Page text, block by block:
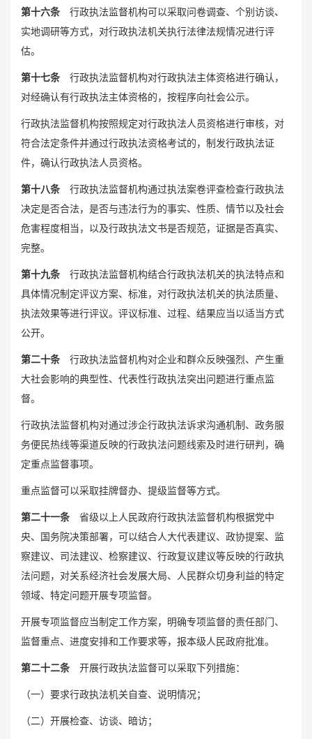
第十六条 行政执法监督机构可以采取问卷调查、个别访谈、
实地调研等方式，对行政执法机关执行法律法规情况进行评
估。
第十七条 行政执法监督机构对行政执法主体资格进行确认，
对经确认有行政执法主体资格的，按程序向社会公示。
行政执法监督机构按照规定对行政执法人员资格进行审核，对
符合法定条件并通过行政执法资格考试的，制发行政执法证
件，确认行政执法人员资格。
第十八条 行政执法监督机构通过执法案卷评查检查行政执法
决定是否合法，是否与违法行为的事实、性质、情节以及社会
危害程度相当，以及行政执法文书是否规范，证据是否真实、
完整。
第十九条 行政执法监督机构结合行政执法机关的执法特点和
具体情况制定评议方案、标准，对行政执法机关的执法质量、
执法效果等进行评议。评议标准、过程、结果应当以适当方式
公开。
第二十条 行政执法监督机构对企业和群众反映强烈、产生重
大社会影响的典型性、代表性行政执法突出问题进行重点监
督。
行政执法监督机构对通过涉企行政执法诉求沟通机制、政务服
务便民热线等渠道反映的行政执法问题线索及时进行研判，确
定重点监督事项。
重点监督可以采取挂牌督办、提级监督等方式。
第二十一条 省级以上人民政府行政执法监督机构根据党中
央、国务院决策部署，可以结合人大代表建议、政协提案、监
察建议、司法建议、检察建议、行政复议建议等反映的行政执
法问题，对关系经济社会发展大局、人民群众切身利益的特定
领域、特定问题开展专项监督。
开展专项监督应当制定工作方案，明确专项监督的责任部门、
监督重点、进度安排和工作要求等，报本级人民政府批准。
第二十二条 开展行政执法监督可以采取下列措施：
（一）要求行政执法机关自查、说明情况；
（二）开展检查、访谈、暗访；